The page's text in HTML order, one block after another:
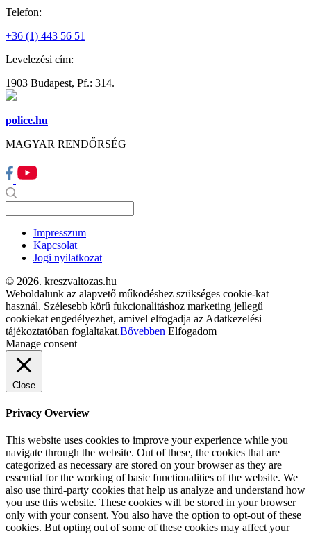
Telefon:
+36 (1) 443 56 51
Levelezési cím:
1903 Budapest, Pf.: 314.
police.hu
MAGYAR RENDŐRSÉG
Impresszum
Kapcsolat
Jogi nyilatkozat
© 2026. kreszvaltozas.hu
Weboldalunk az alapvető működéshez szükséges cookie-kat
használ. Szélesebb körű fukcionalitáshoz marketing jellegű
cookiekat engedélyezhet, amivel elfogadja az Adatkezelési
tájékoztatóban foglaltakat.Bővebben Elfogadom
Manage consent
Close
Privacy Overview
This website uses cookies to improve your experience while you
navigate through the website. Out of these, the cookies that are
categorized as necessary are stored on your browser as they are
essential for the working of basic functionalities of the website. We
also use third-party cookies that help us analyze and understand how
you use this website. These cookies will be stored in your browser
only with your consent. You also have the option to opt-out of these
cookies. But opting out of some of these cookies may affect your